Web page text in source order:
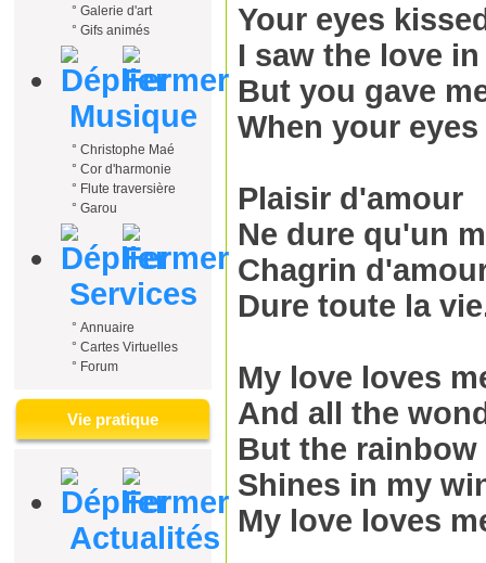
° Galerie d'art
° Gifs animés
Musique
° Christophe Maé
° Cor d'harmonie
° Flute traversière
° Garou
Services
° Annuaire
° Cartes Virtuelles
° Forum
Vie pratique
Actualités
Your eyes
I saw the love
But you gave
When your
Plaisir d'amour
Ne dure qu'un
Chagrin
Dure toute la
My love loves
And all the
But the rainbow
Shines in my
My love loves